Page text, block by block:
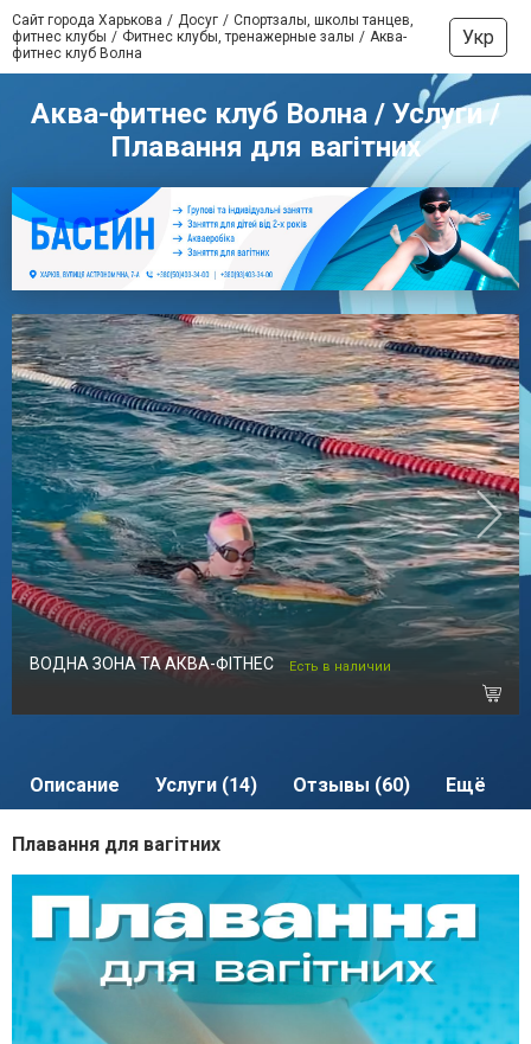
Сайт города Харькова Досуг
Спортзалы, школы танцев,
фитнес клубы
Фитнес клубы, тренажерные залы
Аква-
фитнес клуб Волна
Укр
Аква-фитнес клуб Волна / Услуги /
Плавання для вагітних
ВОДНА ЗОНА ТА АКВА-ФІТНЕС Есть в наличии
Описание Услуги (14) Отзывы (60) Ещё
Плавання для вагітних